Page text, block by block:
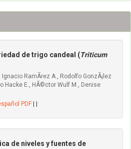
de trigo candeal (Triticum
RamÃ­rez A., Rodolfo GonzÃ¡lez
Hacke E., HÃ©ctor Wulf M., Denise
PDF
de niveles y fuentes de